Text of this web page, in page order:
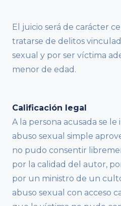
El juicio será de carácter
tratarse de delitos
sexual y por ser víctima
menor de edad.
Calificación legal
A la persona acusada se
abuso sexual simple
no pudo consentir
por la calidad del autor,
por un ministro de un
abuso sexual con acceso